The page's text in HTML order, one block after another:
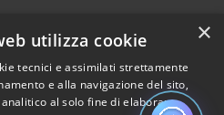
×
utilizza cookie
tecnici e assimilati strettamente
e alla navigazione del sito,
al solo fine di elaborare